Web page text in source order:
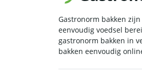
Gastronorm bakken
eenvoudig voedsel
gastronorm bakken in
bakken eenvoudig